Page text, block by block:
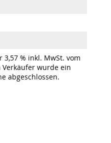
% inkl. MwSt. vom
wurde ein
abgeschlossen.